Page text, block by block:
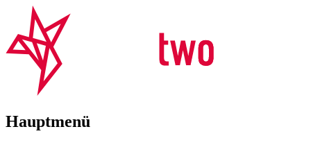
Hauptmenü